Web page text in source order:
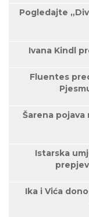
Pogledajte
Ivana Kindl
Fluentes
Šarena pojava
Istarska
Ika i Vića